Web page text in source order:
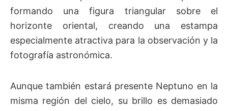
formando una figura triangular sobre el
horizonte oriental, creando una estampa
especialmente atractiva para la observación y la
fotografía astronómica.
Aunque también estará presente Neptuno en la
misma región del cielo, su brillo es demasiado